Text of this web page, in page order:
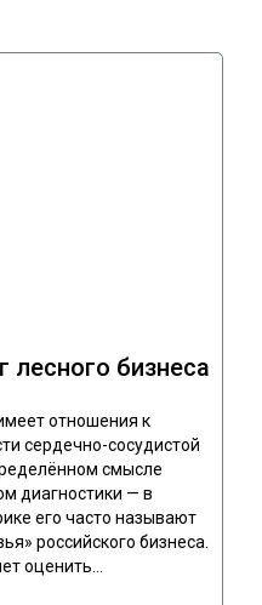
лесного бизнеса
отношения к
сердечно-сосудистой
смысле
диагностики — в
его часто называют
российского бизнеса.
оценить...